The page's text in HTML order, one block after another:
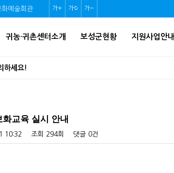
화예술회관 글
글
화
글
귀농·귀촌센터소개 보성군현황 지원사업안내
하세요!
시행계획 승인 고시
로서기’ 후속 지원 나선다!(인구정책과)
교육 실시 안내
10:32 조회 294회 댓글 0건